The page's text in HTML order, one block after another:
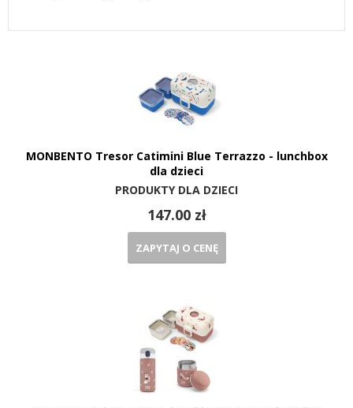
MONBENTO Tresor Catimini Blue Terrazzo - lunchbox
dla dzieci
PRODUKTY DLA DZIECI
147.00 zł
ZAPYTAJ O CENĘ